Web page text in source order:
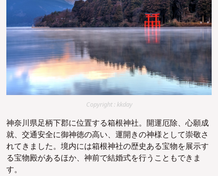
Copyright : kkday
神奈川県足柄下郡に位置する箱根神社。開運厄除、心願成
就、交通安全に御神徳の高い、運開きの神様として崇敬さ
れてきました。境内には箱根神社の歴史ある宝物を展示す
る宝物殿があるほか、神前で結婚式を行うこともできま
す。